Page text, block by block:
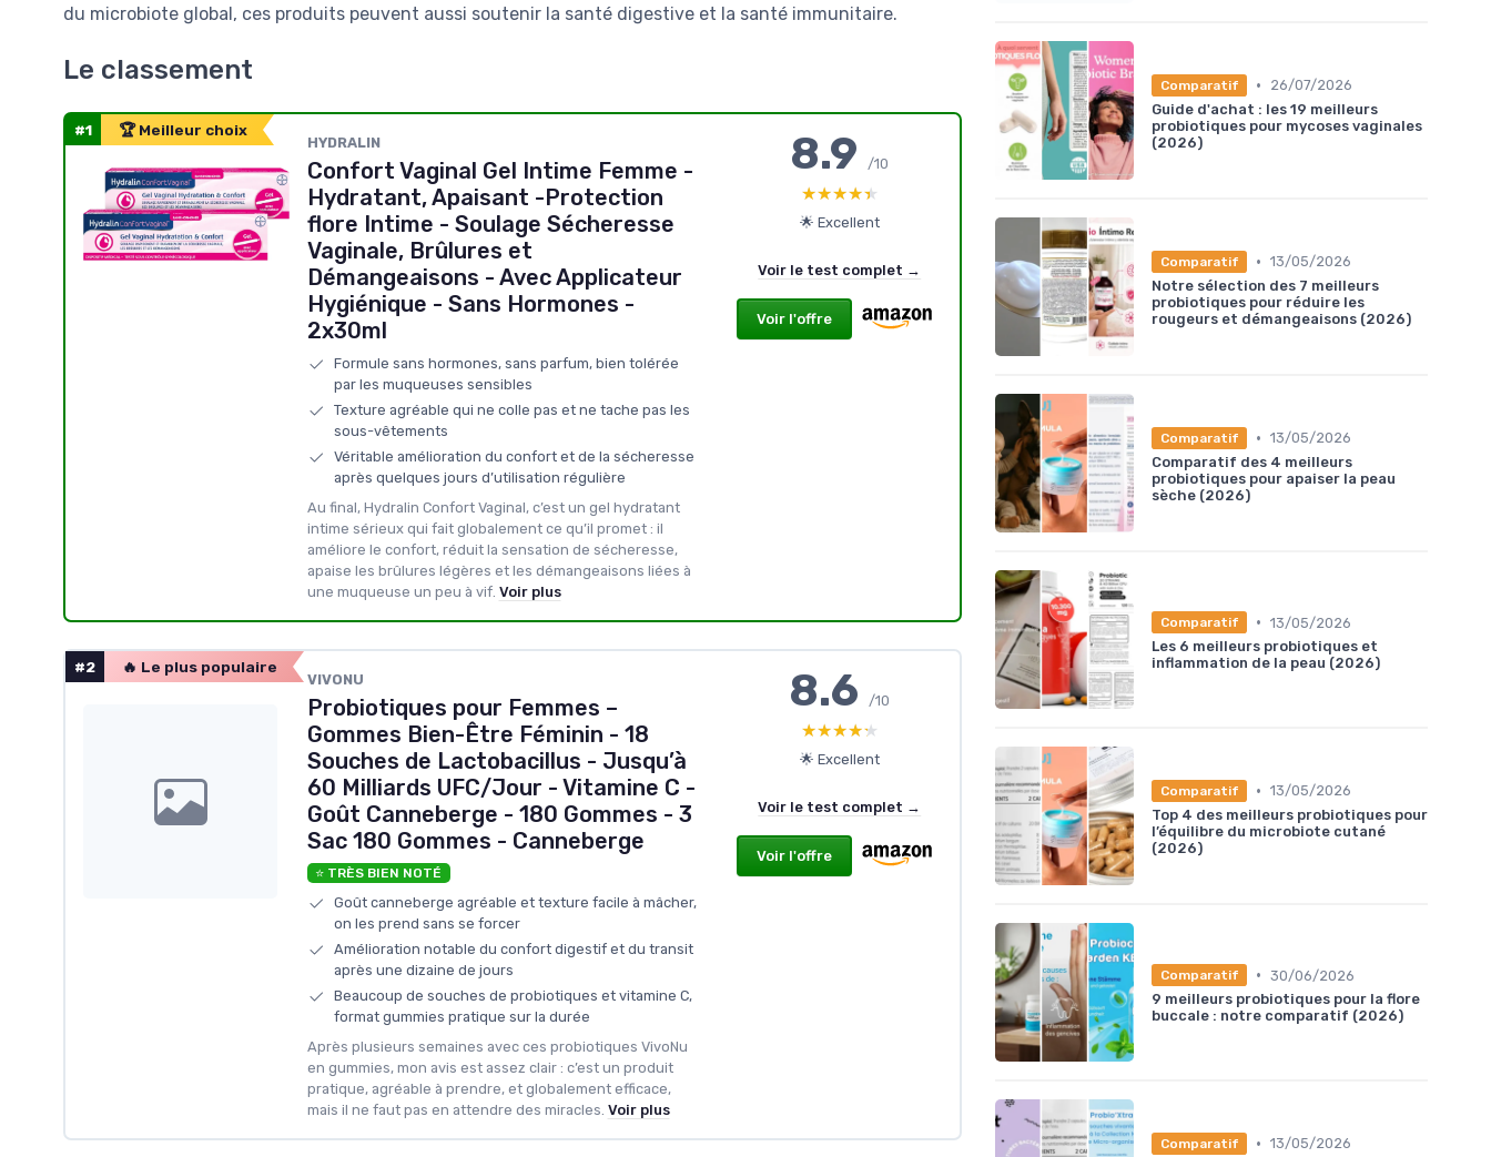
du microbiote global, ces produits peuvent aussi soutenir la santé digestive et la santé immunitaire.
Le classement
#1 🏆 Meilleur choix
‎HYDRALIN
Confort Vaginal Gel Intime Femme -
Hydratant, Apaisant -Protection
flore Intime - Soulage Sécheresse
Vaginale, Brûlures et
Démangeaisons - Avec Applicateur
Hygiénique - Sans Hormones -
2x30ml
Formule sans hormones, sans parfum, bien tolérée
par les muqueuses sensibles
Texture agréable qui ne colle pas et ne tache pas les
sous-vêtements
Véritable amélioration du confort et de la sécheresse
après quelques jours d’utilisation régulière
Au final, Hydralin Confort Vaginal, c’est un gel hydratant
intime sérieux qui fait globalement ce qu’il promet : il
améliore le confort, réduit la sensation de sécheresse,
apaise les brûlures légères et les démangeaisons liées à
une muqueuse un peu à vif. Voir plus
8.9/10
★★★★★
★★★★★
🌟 Excellent
Voir le test complet →
Voir l'offre
#2 🔥 Le plus populaire
VIVONU
Probiotiques pour Femmes –
Gommes Bien-Être Féminin - 18
Souches de Lactobacillus - Jusqu’à
60 Milliards UFC/Jour - Vitamine C -
Goût Canneberge - 180 Gommes - 3
Sac 180 Gommes - Canneberge
⭐ TRÈS BIEN NOTÉ
Goût canneberge agréable et texture facile à mâcher,
on les prend sans se forcer
Amélioration notable du confort digestif et du transit
après une dizaine de jours
Beaucoup de souches de probiotiques et vitamine C,
format gummies pratique sur la durée
Après plusieurs semaines avec ces probiotiques VivoNu
en gummies, mon avis est assez clair : c’est un produit
pratique, agréable à prendre, et globalement efficace,
mais il ne faut pas en attendre des miracles. Voir plus
8.6/10
★★★★★
★★★★★
🌟 Excellent
Voir le test complet →
Voir l'offre
Comparatif •
26/07/2026
Guide d'achat : les 19 meilleurs
probiotiques pour mycoses vaginales
(2026)
Comparatif • 13/05/2026
Notre sélection des 7 meilleurs
probiotiques pour réduire les
rougeurs et démangeaisons (2026)
Comparatif • 13/05/2026
Comparatif des 4 meilleurs
probiotiques pour apaiser la peau
sèche (2026)
Comparatif • 13/05/2026
Les 6 meilleurs probiotiques et
inflammation de la peau (2026)
Comparatif • 13/05/2026
Top 4 des meilleurs probiotiques pour
l’équilibre du microbiote cutané
(2026)
Comparatif • 30/06/2026
9 meilleurs probiotiques pour la flore
buccale : notre comparatif (2026)
Comparatif • 13/05/2026